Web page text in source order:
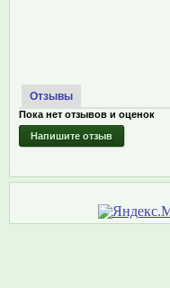
Отзывы
Пока нет отзывов и оценок
Напишите отзыв